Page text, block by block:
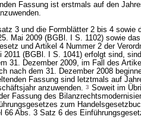
Fassung ist erstmals auf den
3 und die Formblätter 2 bis 4 sowie
Mai 2009 (BGBl. I S. 1102) sowie
und Artikel 4 Nummer 2 der
2011 (BGBl. I S. 1041) erfolgt sind,
31. Dezember 2009, im Fall des
nach dem 31. Dezember 2008
Fassung sind letztmals auf
anzuwenden. 3 Soweit im
Fassung des
zum
66 Abs. 3 Satz 6 des